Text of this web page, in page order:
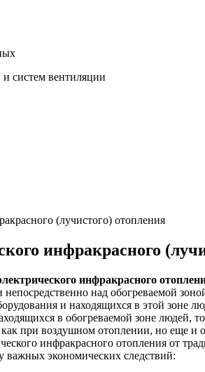
систем вентиляции
(лучистого) отопления
инфракрасного
инфракрасного
над обогреваемой
и находящихся в этой зоне
в обогреваемой зоне людей,
при воздушном отоплении, но еще и
инфракрасного отопления от
важных экономических следствий: